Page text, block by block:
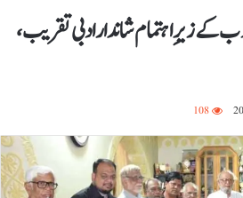
کے زیرِ اہتمام شاندار ادبی تقریب،
108